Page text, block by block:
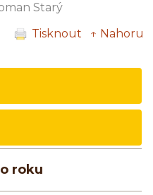
Starý
Tisknout
↑ Nahoru
roku